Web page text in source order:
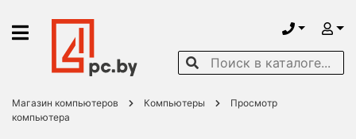
Магазин компьютеров Компьютеры
Просмотр
компьютера